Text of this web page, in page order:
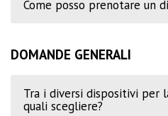
Come posso prenotare un
DOMANDE GENERALI
Tra i diversi dispositivi per
quali scegliere?